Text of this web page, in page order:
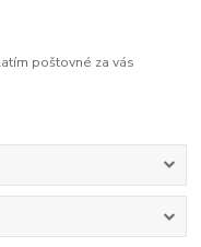
poštovné za vás